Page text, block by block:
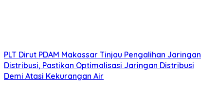
PLT Dirut PDAM Makassar Tinjau Pengalihan Jaringan
Distribusi, Pastikan Optimalisasi Jaringan Distribusi
Demi Atasi Kekurangan Air